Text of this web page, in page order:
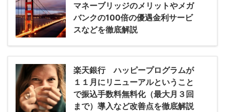
マネーブリッジのメリットやメガ
バンクの100倍の優遇金利サービ
スなどを徹底解説
楽天銀行 ハッピープログラムが
１１月にリニューアルということ
で振込手数料無料化（最大月３回
まで）導入など改善点を徹底解説